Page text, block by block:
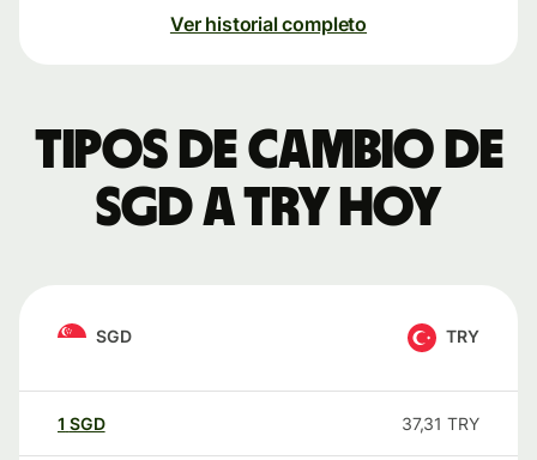
Ver historial completo
Tipos de cambio de
SGD a TRY hoy
SGD TRY
1 SGD 37,31 TRY